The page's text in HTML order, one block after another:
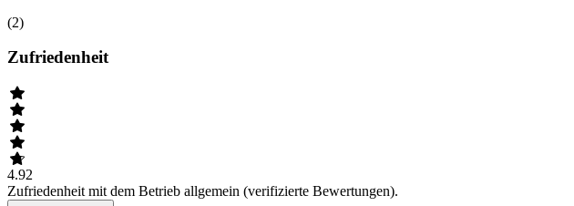
(2)
Zufriedenheit
4.92
Zufriedenheit mit dem Betrieb allgemein (verifizierte Bewertungen).